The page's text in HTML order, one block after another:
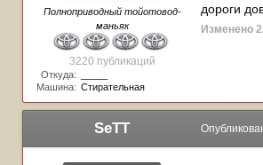
Полноприводный тойотовод-
маньяк
3220 публикаций
Откуда:
Машина: Стирательная
дороги
Изменено
SeTT